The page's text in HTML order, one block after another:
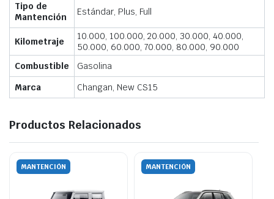
Tipo de
Mantención
Estándar, Plus, Full
Kilometraje
10.000, 100.000, 20.000, 30.000, 40.000,
50.000, 60.000, 70.000, 80.000, 90.000
Combustible
Gasolina
Marca
Changan, New CS15
Productos Relacionados
MANTENCIÓN MANTENCIÓN